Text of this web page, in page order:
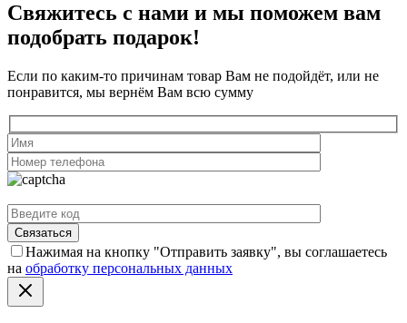
Свяжитесь с нами и мы поможем вам
подобрать подарок!
Если по каким-то причинам товар Вам не подойдёт, или не
понравится, мы вернём Вам всю сумму
Нажимая на кнопку "Отправить заявку", вы соглашаетесь
на обработку персональных данных